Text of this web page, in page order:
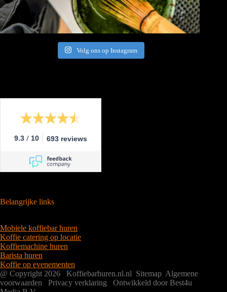
Volg ons op Instagram
9.3 / 10 693 reviews
Belangrijke links
Mobiele koffiebar huren
Koffie catering op locatie
Koffiemachine huren
Barista huren
Koffie op evenementen
@ Copyright 2026 Koffiebarhuren.nl.nl Sitemap Algemene
voorwaarden
Privacy verklaring
Ontwikkeld door Best4u